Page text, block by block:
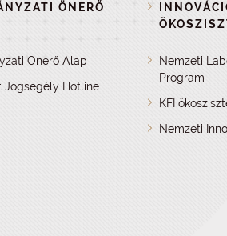
ÖNERŐ
Önerő Alap
Jogsegély Hotline
Nemzeti
Program
KFI
Nemzeti